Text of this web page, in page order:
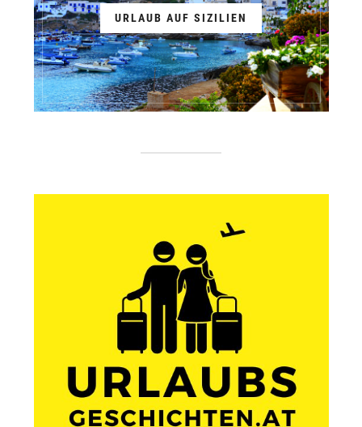
URLAUB AUF SIZILIEN